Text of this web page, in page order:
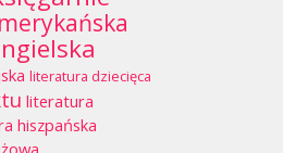
literatura dziecięca
literatura
hiszpańska